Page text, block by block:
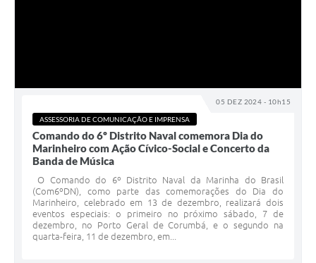
05 DEZ 2024 - 10h15
ASSESSORIA DE COMUNICAÇÃO E IMPRENSA
Comando do 6º Distrito Naval comemora Dia do
Marinheiro com Ação Cívico-Social e Concerto da
Banda de Música
O Comando do 6º Distrito Naval da Marinha do Brasil
(Com6ºDN), como parte das comemorações do Dia do
Marinheiro, celebrado em 13 de dezembro, realizará dois
eventos especiais: o primeiro no próximo sábado, 7 de
dezembro, no Porto Geral de Corumbá, e o segundo na
quarta-feira, 11 de dezembro, em...